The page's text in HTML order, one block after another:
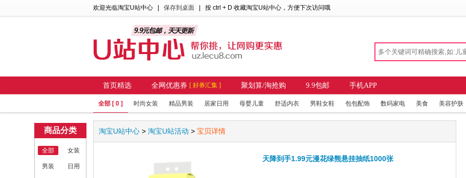
欢迎光临淘宝U站中心 保存到桌面 | 按 ctrl + D 收藏淘宝U站中心 ，方便下次访问哦
首页精选 全网优惠券 [ 好券汇集 ] 聚划算/淘抢购 9.9包邮 手机APP
全部 [ 0 ] 时尚女装 精品男装 居家日用 母婴儿童 舒适内衣 男鞋女鞋 包包配饰 数码家电 美食 美容护肤
淘宝U站中心 > 淘宝U站活动 > 宝贝详情
天降到手1.99元漫花绿熊悬挂抽纸1000张
商品分类
全部 女装
男装 日用